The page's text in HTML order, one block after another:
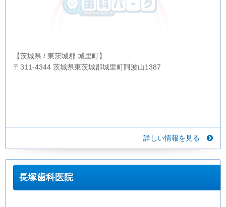
【茨城県 / 東茨城郡 城里町】
〒311-4344 茨城県東茨城郡城里町阿波山1387
詳しい情報を見る
長塚歯科医院